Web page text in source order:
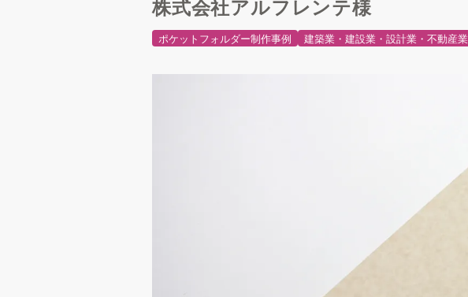
株式会社アルフレンテ様
ポケットフォルダー制作事例 建築業・建設業・設計業・不動産業